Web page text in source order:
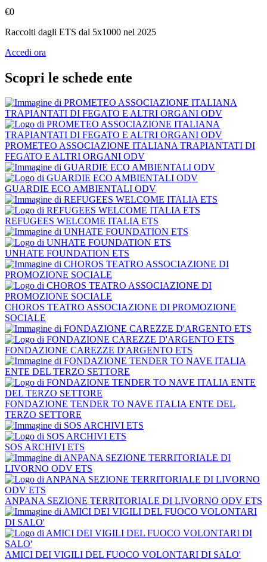
€0
Raccolti dagli ETS dal 5x1000 nel 2025
Accedi ora
Scopri le schede ente
PROMETEO ASSOCIAZIONE ITALIANA TRAPIANTATI DI
FEGATO E ALTRI ORGANI ODV
GUARDIE ECO AMBIENTALI ODV
REFUGEES WELCOME ITALIA ETS
UNHATE FOUNDATION ETS
CHOROS TEATRO ASSOCIAZIONE DI PROMOZIONE
SOCIALE
FONDAZIONE CAREZZE D'ARGENTO ETS
FONDAZIONE TENDER TO NAVE ITALIA ENTE DEL
TERZO SETTORE
SOS ARCHIVI ETS
ANPANA SEZIONE TERRITORIALE DI LIVORNO ODV ETS
AMICI DEI VIGILI DEL FUOCO VOLONTARI DI SALO'